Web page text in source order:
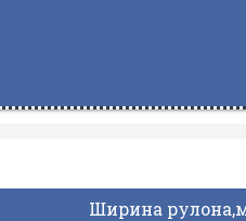
Ширина